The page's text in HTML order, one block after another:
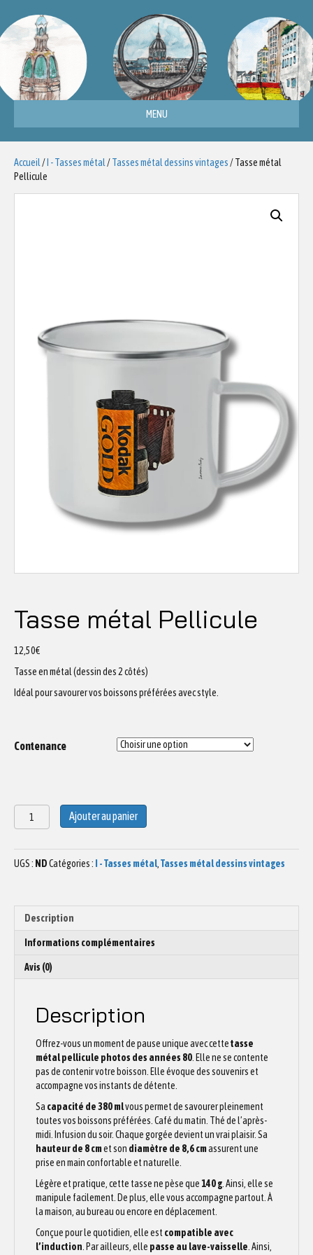
MENU
Accueil / I - Tasses métal /Tasses métal dessins vintages / Tasse métal
Pellicule
Tasse métal Pellicule
12,50€
Tasse en métal (dessin des 2 côtés)
Idéal pour savourer vos boissons préférées avec style.
Contenance
quantité
de
métal
Pellicule
Ajouter au panier
UGS : NDCatégories : I - Tasses métal,Tasses métal dessins vintages
Description
Informations complémentaires
Avis (0)
Description
Offrez-vous un moment de pause unique avec cettetasse
métal pellicule photos des années 80. Elle ne se contente
pas de contenir votre boisson. Elle évoque des souvenirs et
accompagne vos instants de détente.
Sa capacité de 380 mlvous permet de savourer pleinement
toutes vos boissons préférées. Café du matin. Thé de l’après-
midi. Infusion du soir. Chaque gorgée devient un vrai plaisir. Sa
hauteur de 8 cmet son diamètre de 8,6 cmassurent une
prise en main confortable et naturelle.
Légère et pratique, cette tasse ne pèse que 140 g. Ainsi, elle se
manipule facilement. De plus, elle vous accompagne partout. À
la maison, au bureau ou encore en déplacement.
Conçue pour le quotidien, elle estcompatible avec
l’induction. Par ailleurs, elle passe au lave-vaisselle. Ainsi,